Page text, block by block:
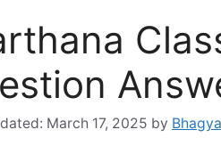
March 17, 2025 by Bhagya